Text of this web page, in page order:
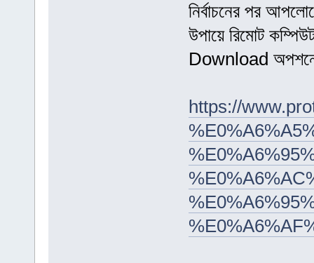
নির্বাচনের পর
উপায়ে রিমোট
Download
https://